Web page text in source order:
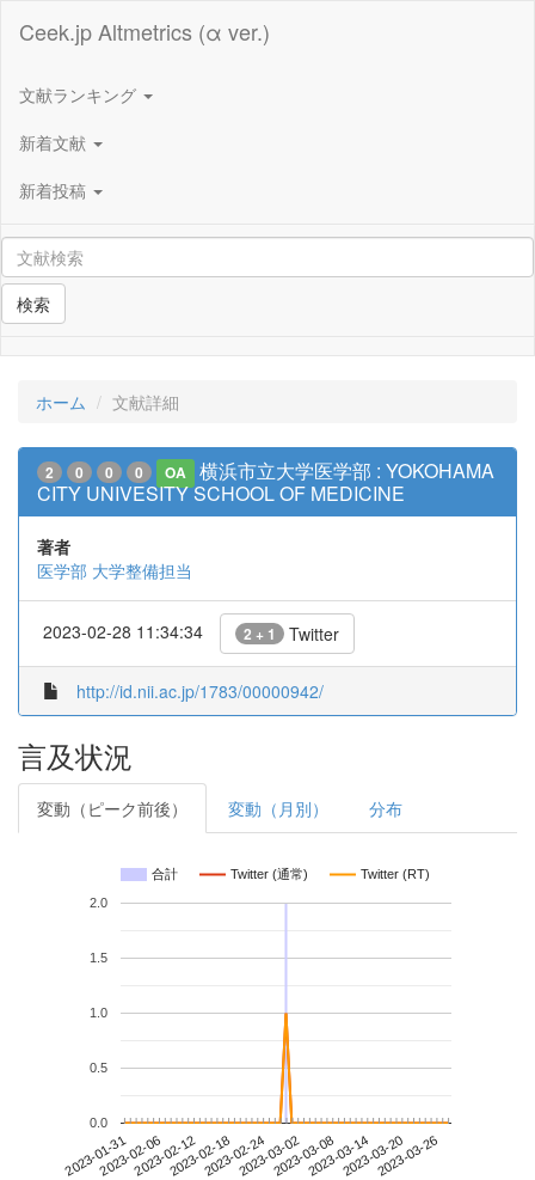
Ceek.jp Altmetrics (α ver.)
文献ランキング
新着文献
新着投稿
検索
ホーム 文献詳細
2 0 0 0 OA
横浜市立大学医学部 : YOKOHAMA
CITY UNIVESITY SCHOOL OF MEDICINE
著者
医学部 大学整備担当
2023-02-28 11:34:34 2 + 1 Twitter
http://id.nii.ac.jp/1783/00000942/
言及状況
変動（ピーク前後） 変動（月別） 分布
合計 Twitter (通常) Twitter (RT)
2023-01-312023-02-062023-02-122023-02-182023-02-242023-03-022023-03-082023-03-142023-03-202023-03-26
0.0
0.5
1.0
1.5
2.0